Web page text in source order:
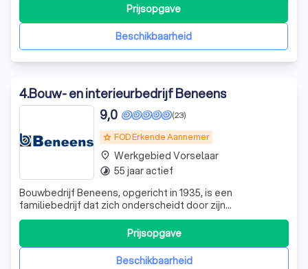
carports, gevelbekleding en buitenschrijnwerk. Met onze
jarenlange ervaring en vakmanschap, creëren we
hoogwaardige houten constructies die
Beschikbaarheid
Prijsopgave
4.Bouw- en interieurbedrijf Beneens
grade FOD Erkende Aannemer
(23)
9,0
Bouwbedrijf Beneens, opgericht in 1935, is een
familiebedrijf dat zich onderscheidt door zijn
vakmanschap en persoonlijke benadering. Met een rijke
geschiedenis en een toekomstgerichte visie, hebben we
ons ontwikkeld tot een toonaangevende speler in de
bouwsector. Onze expertise omvat alle aspecten
Beschikbaarheid
Prijsopgave
place Werkgebied Vorselaar
timelapse 55 jaar actief